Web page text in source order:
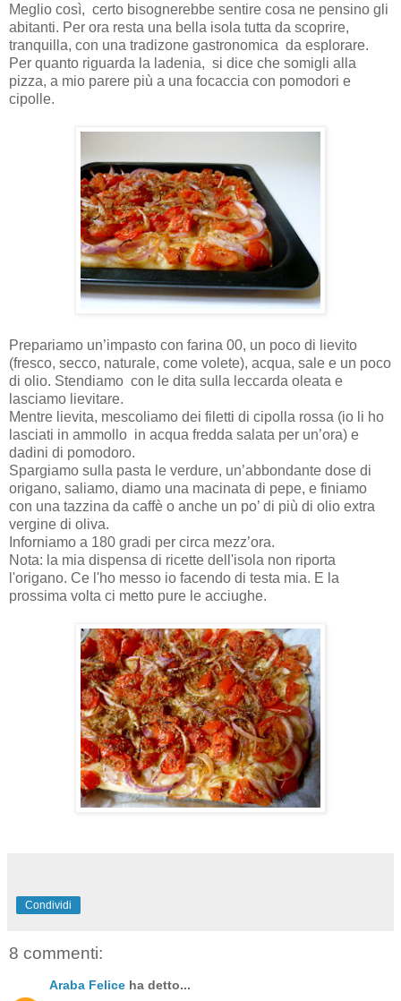
Meglio così, certo bisognerebbe sentire cosa ne pensino gli
abitanti. Per ora resta una bella isola tutta da scoprire,
tranquilla, con una tradizone gastronomica da esplorare.
Per quanto riguarda la ladenia, si dice che somigli alla
pizza, a mio parere più a una focaccia con pomodori e
cipolle.
Prepariamo un’impasto con farina 00, un poco di lievito
(fresco, secco, naturale, come volete), acqua, sale e un poco
di olio. Stendiamo con le dita sulla leccarda oleata e
lasciamo lievitare.
Mentre lievita, mescoliamo dei filetti di cipolla rossa (io li ho
lasciati in ammollo in acqua fredda salata per un’ora) e
dadini di pomodoro.
Spargiamo sulla pasta le verdure, un’abbondante dose di
origano, saliamo, diamo una macinata di pepe, e finiamo
con una tazzina da caffè o anche un po’ di più di olio extra
vergine di oliva.
Inforniamo a 180 gradi per circa mezz’ora.
Nota: la mia dispensa di ricette dell'isola non riporta
l'origano. Ce l'ho messo io facendo di testa mia. E la
prossima volta ci metto pure le acciughe.
Condividi
8 commenti:
Araba Felice ha detto...